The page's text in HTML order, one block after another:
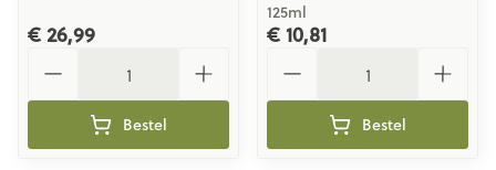
€ 26,99
Bestel
125ml
€ 10,81
Bestel